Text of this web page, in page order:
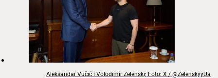
Aleksandar Vučić i Volodimir Zelenski; Foto: X / @ZelenskyyUa